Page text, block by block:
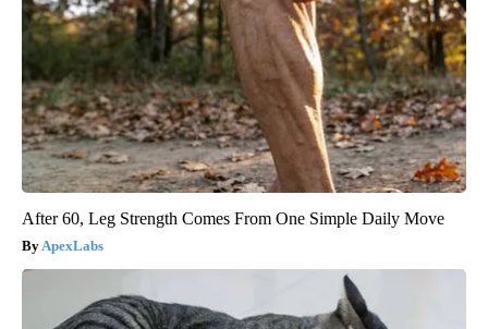
After 60, Leg Strength Comes From One Simple Daily Move
ApexLabs